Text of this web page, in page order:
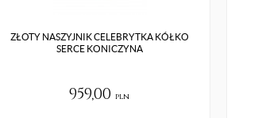
ZŁOTY NASZYJNIK CELEBRYTKA KÓŁKO
SERCE KONICZYNA
959,00 pln